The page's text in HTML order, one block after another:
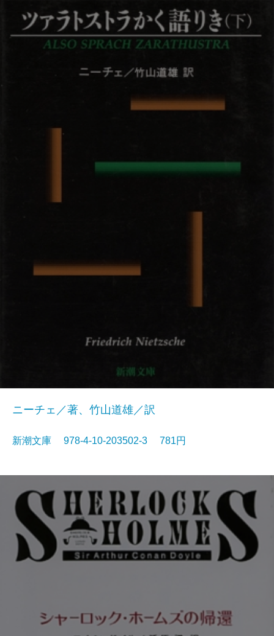
ニーチェ／著、竹山道雄／訳
新潮文庫 978-4-10-203502-3 781円